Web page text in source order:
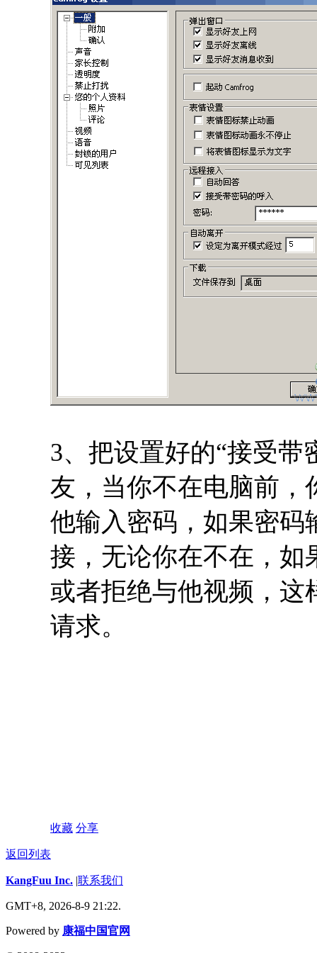
3、把设置好的“接受带
友，当你不在电脑前，
他输入密码，如果密码
接，无论你在不在，如
或者拒绝与他视频，这
请求。
收藏 分享
返回列表
KangFuu Inc. |联系我们
GMT+8, 2026-8-9 21:22.
Powered by 康福中国官网